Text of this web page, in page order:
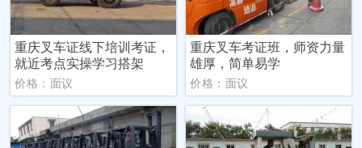
重庆叉车证线下培训考证，
就近考点实操学习搭架
价格：面议
重庆叉车考证班，师资力量
雄厚，简单易学
价格：面议